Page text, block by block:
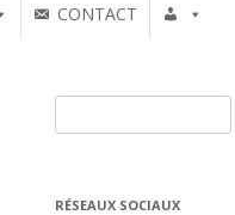
CONTACT
RÉSEAUX SOCIAUX